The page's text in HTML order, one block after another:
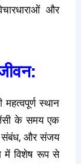
और
महत्वपूर्ण स्थान
के समय एक
संबंध, और संजय
में विशेष रूप से